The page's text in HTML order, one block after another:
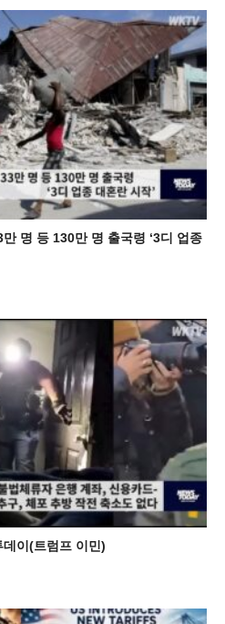
명 등 130만 명 출국령 ‘3디 업종
이(트럼프 이민)